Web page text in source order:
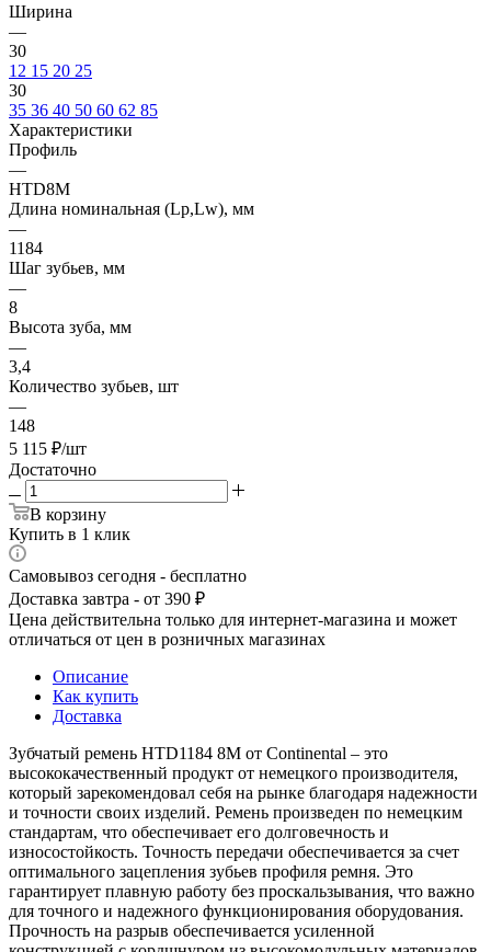
Ширина
—
30
12 15 20 25
30
35 36 40 50 60 62 85
Характеристики
Профиль
—
HTD8M
Длина номинальная (Lp,Lw), мм
—
1184
Шаг зубьев, мм
—
8
Высота зуба, мм
—
3,4
Количество зубьев, шт
—
148
5 115 ₽/шт
Достаточно
В корзину
Купить в 1 клик
Самовывоз сегодня - бесплатно
Доставка завтра - от 390 ₽
Цена действительна только для интернет-магазина и может
отличаться от цен в розничных магазинах
Описание
Как купить
Доставка
Зубчатый ремень HTD1184 8M от Continental – это
высококачественный продукт от немецкого производителя,
который зарекомендовал себя на рынке благодаря надежности
и точности своих изделий. Ремень произведен по немецким
стандартам, что обеспечивает его долговечность и
износостойкость. Точность передачи обеспечивается за счет
оптимального зацепления зубьев профиля ремня. Это
гарантирует плавную работу без проскальзывания, что важно
для точного и надежного функционирования оборудования.
Прочность на разрыв обеспечивается усиленной